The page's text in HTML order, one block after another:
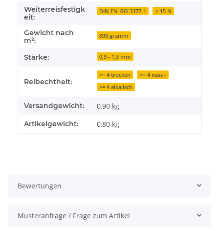
Weiterreisfestigk
eit:
DIN EN ISO 3377-1 > 15 N
Gewicht nach
m²:
800 gramm
Stärke: 0,9 - 1,3 mm
Reibechtheit:
>= 4 trocken
>= 4 nass -
>= 4 alkalisch
Versandgewicht: 0,90 kg
Artikelgewicht: 0,80 kg
Bewertungen
Musteranfrage / Frage zum Artikel